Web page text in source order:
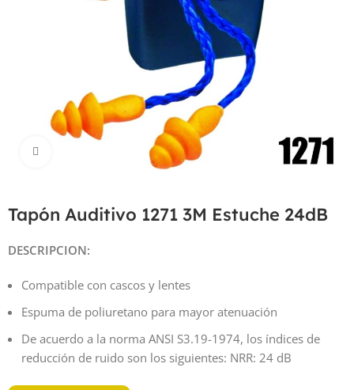
Haga Click para agrandar
Tapón Auditivo 1271 3M Estuche 24dB
DESCRIPCION:
Compatible con cascos y lentes
Espuma de poliuretano para mayor atenuación
De acuerdo a la norma ANSI S3.19-1974, los índices de
reducción de ruido son los siguientes: NRR: 24 dB